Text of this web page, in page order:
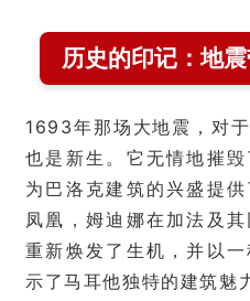
首
历史的印记：地
1693年那场大地震，对
也是新生。它无情地摧
为巴洛克建筑的兴盛提
凤凰，姆迪娜在加法及
重新焕发了生机，并以
示了马耳他独特的建筑魅